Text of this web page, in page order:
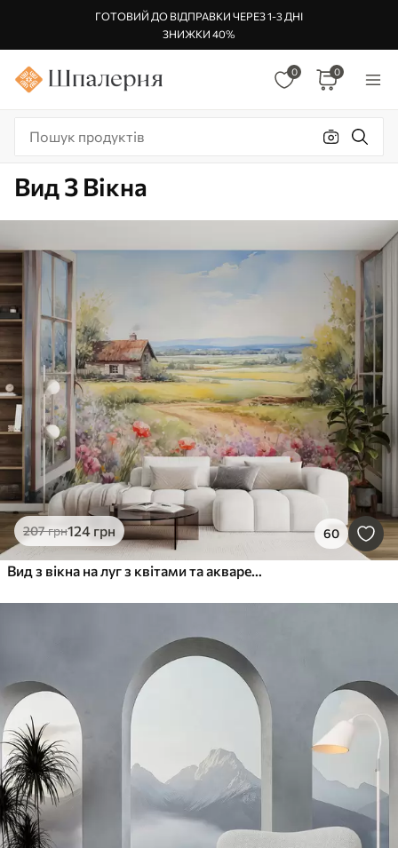
ГОТОВИЙ ДО ВІДПРАВКИ ЧЕРЕЗ 1-3 ДНІ
ЗНИЖКИ 40%
0 0
Вид З Вікна
207грн124 грн 60
Вид з вікна на луг з квітами та аквареллю сільської хати